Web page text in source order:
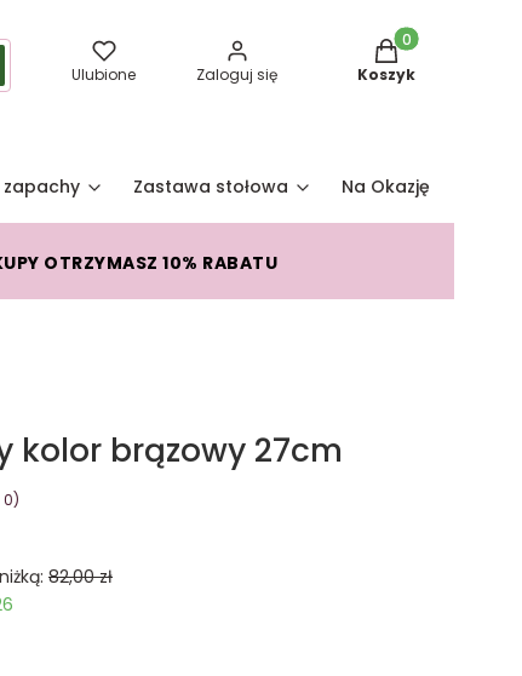
Ulubione Zaloguj się
Produkty w
Koszyk
zapachy Zastawa stołowa Na Okazję
OTRZYMASZ 10% RABATU
kolor brązowy 27cm
0)
82,00 zł